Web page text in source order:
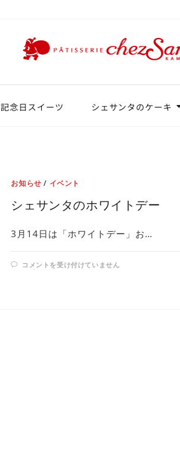
記念日スイーツ シェサンタのケーキ
お知らせ / イベント
シェサンタのホワイトデー
3月14日は「ホワイトデー」お…
コメントを受け付けていません